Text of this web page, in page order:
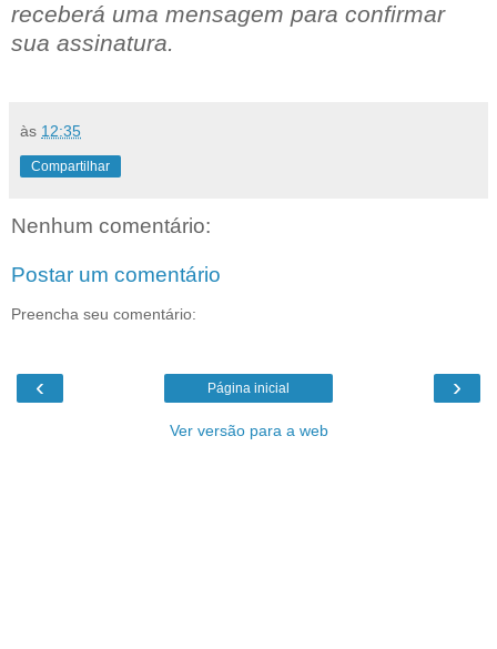
receberá uma mensagem para confirmar
sua assinatura.
às 12:35
Compartilhar
Nenhum comentário:
Postar um comentário
Preencha seu comentário:
‹ ›
Página inicial
Ver versão para a web